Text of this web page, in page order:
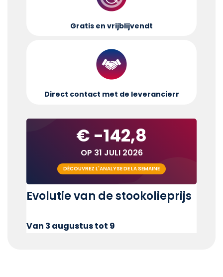
Gratis en vrijblijvendt
Direct contact met de leverancierr
€ -142,8
OP 31 JULI 2026
DÉCOUVREZ L'ANALYSE DE LA SEMAINE
Evolutie van de stookolieprijs
Van 3 augustus tot 9